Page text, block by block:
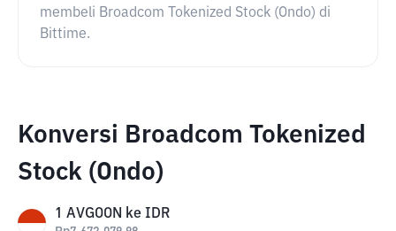
membeli Broadcom Tokenized Stock (Ondo) di
Bittime.
Konversi Broadcom Tokenized
Stock (Ondo)
1 AVGOON ke IDR